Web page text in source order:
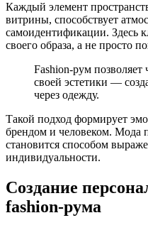
Каждый элемент
витрины, способствует
самоидентификации. Здесь
своего образа, а не просто
Fashion-рум позволяет
своей эстетики —
через одежду.
Такой подход формирует
брендом и человеком. Мода
становится способом
индивидуальности.
Создание
fashion-рума